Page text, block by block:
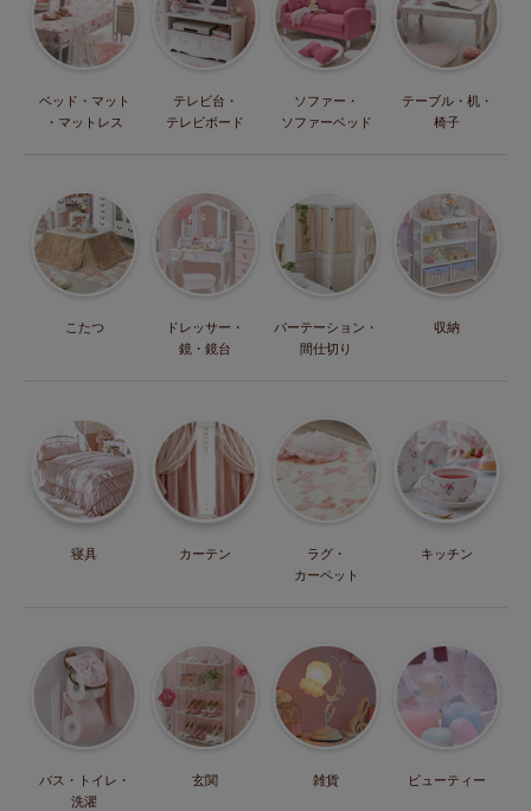
ベッド・マット
・マットレス
テレビ台・
テレビボード
ソファー・
ソファーベッド
テーブル・机・
椅子
こたつ
ドレッサー・
鏡・鏡台
パーテーション・
間仕切り
収納
寝具 カーテン
ラグ・
カーペット
キッチン
バス・トイレ・
洗濯
玄関 雑貨 ビューティー